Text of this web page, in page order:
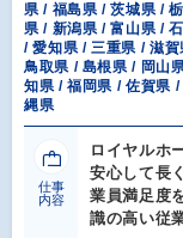
県 / 福島県 / 茨城県 /
県 / 新潟県 / 富山県 /
/ 愛知県 / 三重県 / 滋
鳥取県 / 島根県 / 岡山
知県 / 福岡県 / 佐賀県
縄県
仕事
内容
ロイヤルホ
安心して長
業員満足度
識の高い従